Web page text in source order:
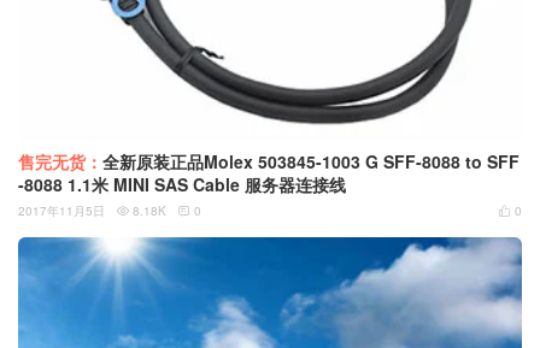
售完无货： 全新原装正品Molex 503845-1003 G SFF-8088 to SFF
-8088 1.1米 MINI SAS Cable 服务器连接线
 0
2017年11月5日  8.18K  0